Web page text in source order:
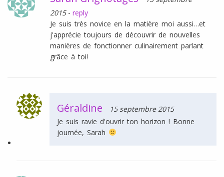
2015 - reply
Je suis très novice en la matière moi aussi…et
j'apprécie toujours de découvrir de nouvelles
manières de fonctionner culinairement parlant
grâce à toi!
Géraldine
15 septembre 2015
Je suis ravie d'ouvrir ton horizon ! Bonne
journée, Sarah